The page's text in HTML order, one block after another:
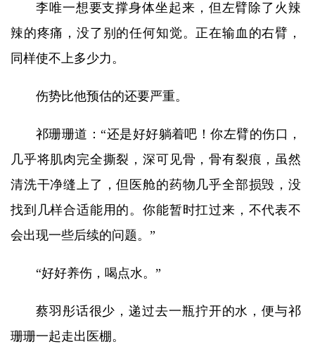
李唯一想要支撑身体坐起来，但左臂除了火辣
辣的疼痛，没了别的任何知觉。正在输血的右臂，
同样使不上多少力。
伤势比他预估的还要严重。
祁珊珊道：“还是好好躺着吧！你左臂的伤口，
几乎将肌肉完全撕裂，深可见骨，骨有裂痕，虽然
清洗干净缝上了，但医舱的药物几乎全部损毁，没
找到几样合适能用的。你能暂时扛过来，不代表不
会出现一些后续的问题。”
“好好养伤，喝点水。”
蔡羽彤话很少，递过去一瓶拧开的水，便与祁
珊珊一起走出医棚。